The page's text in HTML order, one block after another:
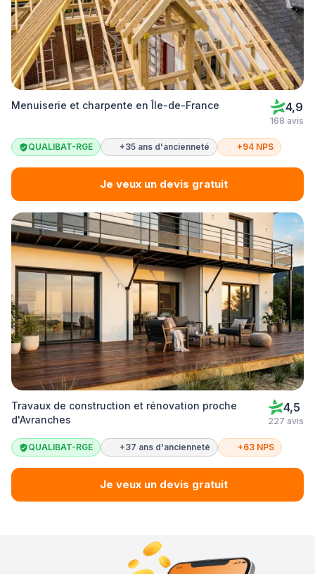
Menuiserie et charpente en Île-de-France 4,9
168 avis
QUALIBAT-RGE +35 ans d'ancienneté +94 NPS
Je veux un devis gratuit
Travaux de construction et rénovation proche
d'Avranches
4,5
227 avis
QUALIBAT-RGE +37 ans d'ancienneté +63 NPS
Je veux un devis gratuit